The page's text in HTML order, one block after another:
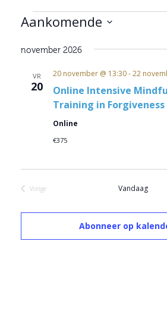
Evenementen
Aankomende
een
november 2026
VR
20
Online Intensive
Training in Forgiveness
20 november @ 13:30-22
Online
€375
Vorige
Evenementen
Vandaag
Abonneer op